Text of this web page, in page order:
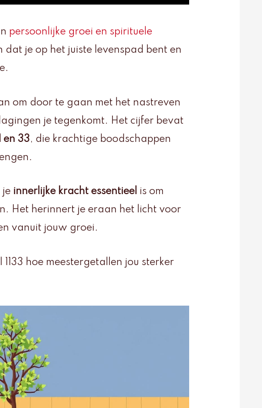
persoonlijke groei en spirituele
je op het juiste levenspad bent en
om door te gaan met het nastreven
je tegenkomt. Het cijfer bevat
en 33, die krachtige boodschappen
je innerlijke kracht essentieel is om
Het herinnert je eraan het licht voor
vanuit jouw groei.
hoe meestergetallen jou sterker